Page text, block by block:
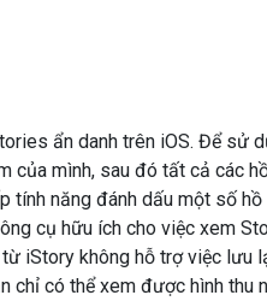
ẩn danh trên iOS. Để sử
của mình, sau đó tất cả các
tính năng đánh dấu một số
cụ hữu ích cho việc xem
iStory không hỗ trợ việc lưu
chỉ có thể xem được hình thu